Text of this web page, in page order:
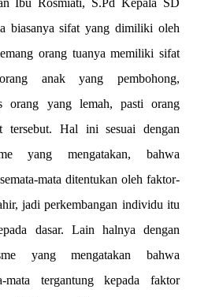
biasanya sifat yang dimiliki oleh
orang tuanya memiliki sifat
anak yang pembohong,
orang yang lemah, pasti orang
tersebut. Hal ini sesuai dengan
yang mengatakan, bahwa
mata ditentukan oleh faktor-
jadi perkembangan individu itu
dasar. Lain halnya dengan
yang mengatakan bahwa
mata tergantung kepada faktor